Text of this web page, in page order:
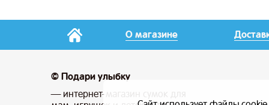
О магазине
© Подари улыбку
— интернет-магазин сумок для